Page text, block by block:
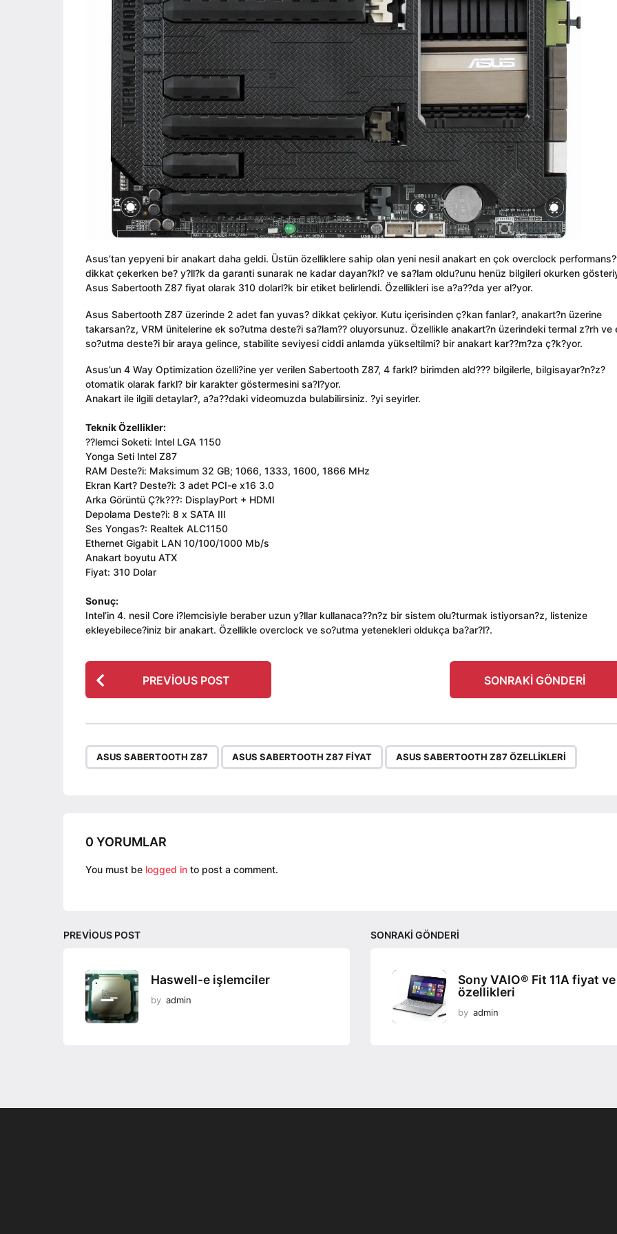
Asus’tan yepyeni bir anakart daha geldi. Üstün özelliklere sahip olan yeni nesil anakart en çok overclock
dikkat çekerken be? y?ll?k da garanti sunarak ne kadar dayan?kl? ve sa?lam oldu?unu henüz bilgileri okurken
Asus Sabertooth Z87 fiyat olarak 310 dolarl?k bir etiket belirlendi. Özellikleri ise a?a??da yer al?yor.
Asus Sabertooth Z87 üzerinde 2 adet fan yuvas? dikkat çekiyor. Kutu içerisinden ç?kan fanlar?, anakart?n üzerine
takarsan?z, VRM ünitelerine ek so?utma deste?i sa?lam?? oluyorsunuz. Özellikle anakart?n üzerindeki termal z?rh ve
so?utma deste?i bir araya gelince, stabilite seviyesi ciddi anlamda yükseltilmi? bir anakart kar??m?za ç?k?yor.
Asus’un 4 Way Optimization özelli?ine yer verilen Sabertooth Z87, 4 farkl? birimden ald??? bilgilerle, bilgisayar?n?z?
otomatik olarak farkl? bir karakter göstermesini sa?l?yor.
Anakart ile ilgili detaylar?, a?a??daki videomuzda bulabilirsiniz. ?yi seyirler.
Teknik Özellikler:
??lemci Soketi: Intel LGA 1150
Yonga Seti Intel Z87
RAM Deste?i: Maksimum 32 GB; 1066, 1333, 1600, 1866 MHz
Ekran Kart? Deste?i: 3 adet PCI-e x16 3.0
Arka Görüntü Ç?k???: DisplayPort + HDMI
Depolama Deste?i: 8 x SATA III
Ses Yongas?: Realtek ALC1150
Ethernet Gigabit LAN 10/100/1000 Mb/s
Anakart boyutu ATX
Fiyat: 310 Dolar
Sonuç:
Intel’in 4. nesil Core i?lemcisiyle beraber uzun y?llar kullanaca??n?z bir sistem olu?turmak istiyorsan?z, listenize
ekleyebilece?iniz bir anakart. Özellikle overclock ve so?utma yetenekleri oldukça ba?ar?l?.
P
o
t
P
a
a
t
PREVIOUS POST SONRAKI GÖNDERI
ASUS SABERTOOTH Z87 ASUS SABERTOOTH Z87 FIYAT ASUS SABERTOOTH Z87 ÖZELLIKLERI
0 YORUMLAR
You must be logged in to post a comment.
PREVIOUS POST
Haswell-e işlemciler
by admin
SONRAKI GÖNDERI
Sony VAIO® Fit 11A fiyat ve
özellikleri
by admin